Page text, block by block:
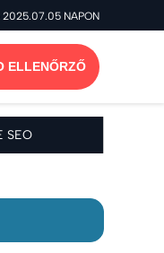
2025.07.05 NAPON
ELLENŐRZŐ
SEO